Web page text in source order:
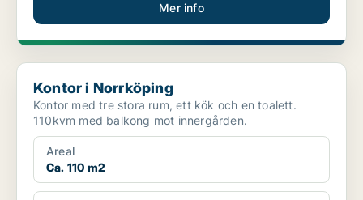
Mer info
Kontor i Norrköping
Kontor i Norrköping
Kontor med tre stora rum, ett kök och en toalett.
110kvm med balkong mot innergården.
Areal
Ca. 110 m2